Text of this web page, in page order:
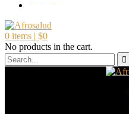
0 items | $0
No products in the cart.